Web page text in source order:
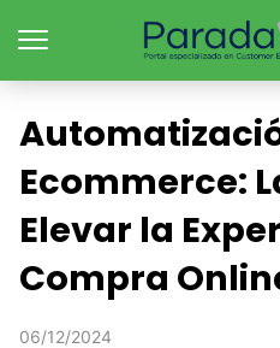
Ecommerce:
Elevar la
Compra
06/12/2024